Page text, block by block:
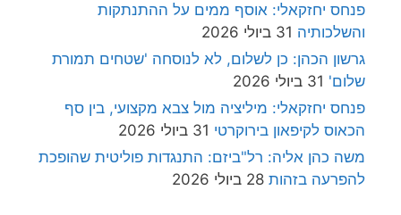
פנחס יחזקאלי: אוסף ממים על ההתנתקות
והשלכותיה 31 ביולי 2026
גרשון הכהן: כן לשלום, לא לנוסחה 'שטחים תמורת
שלום' 31 ביולי 2026
פנחס יחזקאלי: מיליציה מול צבא מקצועי, בין סף
הכאוס לקיפאון בירוקרטי 31 ביולי 2026
משה כהן אליה: רל"ביזם: התנגדות פוליטית שהופכת
להפרעה בזהות 28 ביולי 2026